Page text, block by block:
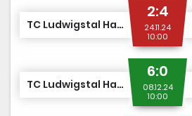
TC Ludwigstal Hattingen 2
2:4
24.11.24
10:00
TC Ludwigstal Hattingen 2
6:0
08.12.24
10:00